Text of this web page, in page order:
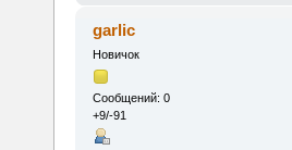
garlic
Новичок
Сообщений: 0
+9/-91